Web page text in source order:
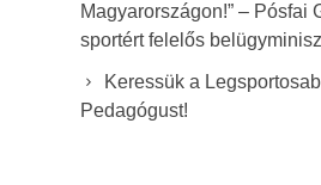
Magyarországon!” – Pósfai
sportért felelős
Keressük a
Pedagógust!